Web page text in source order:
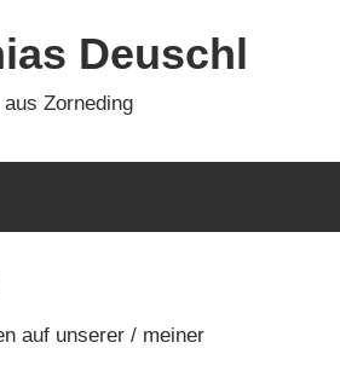
Deuschl
aus Zorneding
auf unserer / meiner